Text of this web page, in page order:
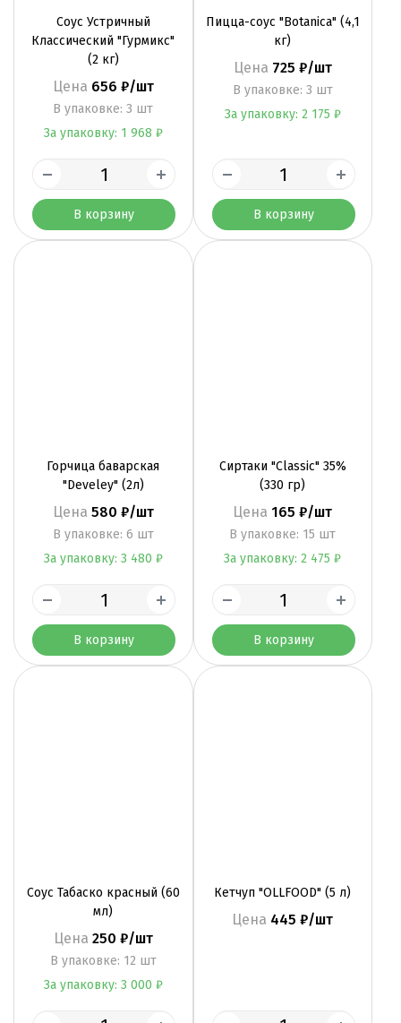
Соус Устричный
Классический "Гурмикс"
(2 кг)
Цена 656 ₽/шт
B упаковке: 3 шт
За упаковку: 1 968 ₽
В корзину
Пицца-соус "Botanica" (4,1
кг)
Цена 725 ₽/шт
B упаковке: 3 шт
За упаковку: 2 175 ₽
В корзину
Горчица баварская
"Develey" (2л)
Цена 580 ₽/шт
B упаковке: 6 шт
За упаковку: 3 480 ₽
В корзину
Сиртаки "Classic" 35%
(330 гр)
Цена 165 ₽/шт
B упаковке: 15 шт
За упаковку: 2 475 ₽
В корзину
Соус Табаско красный (60
мл)
Цена 250 ₽/шт
B упаковке: 12 шт
За упаковку: 3 000 ₽
Кетчуп "OLLFOOD" (5 л)
Цена 445 ₽/шт